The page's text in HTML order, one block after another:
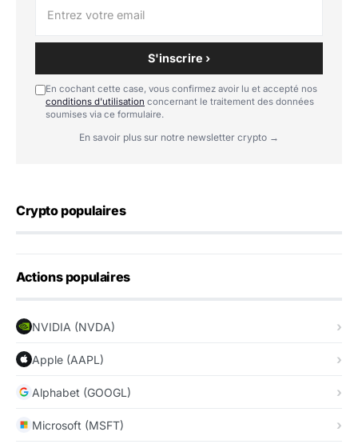
S'inscrire ›
En cochant cette case, vous confirmez avoir lu et accepté nos
conditions d'utilisation concernant le traitement des données
soumises via ce formulaire.
En savoir plus sur notre newsletter crypto →
Crypto populaires
Actions populaires
NVIDIA (NVDA)
Apple (AAPL)
Alphabet (GOOGL)
Microsoft (MSFT)